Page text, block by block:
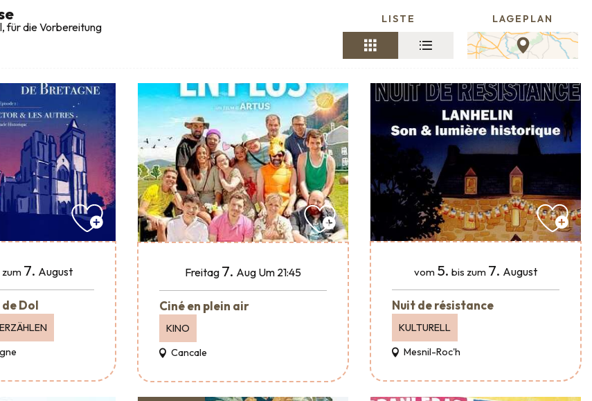
für die Vorbereitung
LISTE LAGEPLAN
7. August
Dol
Freitag 7. Aug Um 21:45
Ciné en plein air
KINO
Cancale
vom 5. bis zum 7. August
Nuit de résistance
KULTURELL
Mesnil-Roc'h